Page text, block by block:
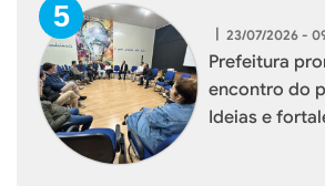
| 23/07/2026 -
Prefeitura
encontro do
Ideias e